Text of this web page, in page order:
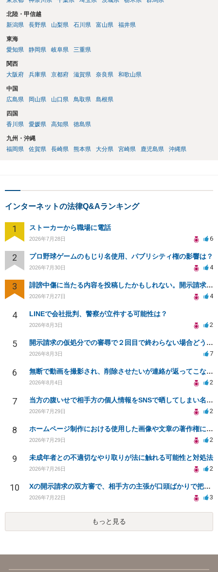
北陸・甲信越
新潟県
長野県 山梨県 石川県 富山県 福井県
東海
愛知県
静岡県 岐阜県 三重県
関西
大阪府
兵庫県 京都府 滋賀県 奈良県 和歌山県
中国
広島県
岡山県 山口県 鳥取県 島根県
四国
香川県
愛媛県 高知県 徳島県
九州・沖縄
福岡県
佐賀県 長崎県 熊本県 大分県 宮崎県 鹿児島県 沖縄県
インターネットの法律Q&Aランキング
1 ストーカーから職場に電話
2026年7月28日 6
2 プロ野球ゲームのもじり名使用、パブリシティ権の影響は？
2026年7月30日 4
3 誹謗中傷に当たる内容を投稿したかもしれない。開示請求や民事刑事裁判に発展しうるのか教えて欲しい。
2026年7月27日 4
4 LINEで会社批判、警察が立件する可能性は？
2026年8月3日 2
5 開示請求の仮処分での審尋で２回目で終わらない場合どうしたらいいですか
2026年8月3日 7
6 無断で動画を撮影され、削除させたいが連絡が返ってこない。
2026年8月4日 2
7 当方の腹いせで相手方の個人情報をSNSで晒してしまい名誉毀損させてしまったかもしれない
2026年7月29日 2
8 ホームページ制作における使用した画像や文章の著作権について
2026年7月29日 2
9 未成年者との不適切なやり取りが法に触れる可能性と対処法
2026年7月26日 2
10 Xの開示請求の双方審で、相手方の主張が口頭ばかりで把握しきれません
2026年7月22日 3
もっと見る